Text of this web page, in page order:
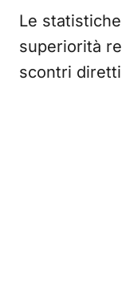
Le
superiorità
scontri